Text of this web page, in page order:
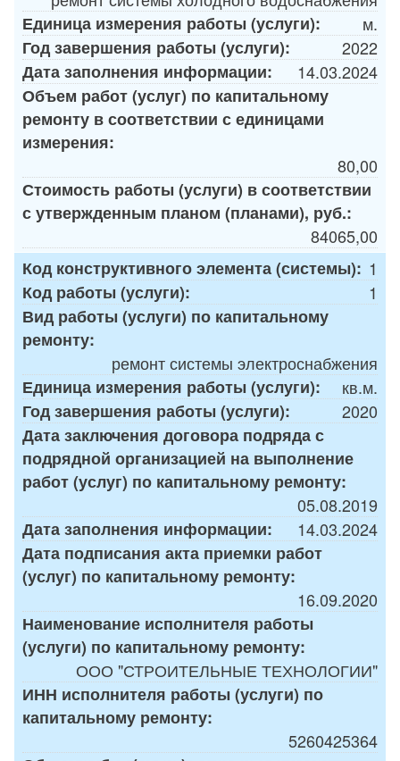
Единица измерения работы (услуги):
м.
Год завершения работы (услуги):
2022
Дата заполнения информации:
14.03.2024
Объем работ (услуг) по капитальному
ремонту в соответствии с единицами
измерения:
80,00
Стоимость работы (услуги) в соответствии
с утвержденным планом (планами), руб.:
84065,00
Код конструктивного элемента (системы): 1
Код работы (услуги):
1
Вид работы (услуги) по капитальному
ремонту:
ремонт системы электроснабжения
Единица измерения работы (услуги):
кв.м.
Год завершения работы (услуги):
2020
Дата заключения договора подряда с
подрядной организацией на выполнение
работ (услуг) по капитальному ремонту:
05.08.2019
Дата заполнения информации:
14.03.2024
Дата подписания акта приемки работ
(услуг) по капитальному ремонту:
16.09.2020
Наименование исполнителя работы
(услуги) по капитальному ремонту:
ООО "СТРОИТЕЛЬНЫЕ ТЕХНОЛОГИИ"
ИНН исполнителя работы (услуги) по
капитальному ремонту:
5260425364